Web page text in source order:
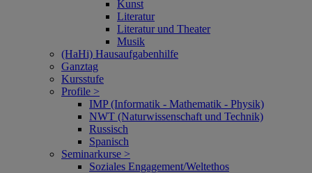
Kunst
Literatur
Literatur und Theater
Musik
(HaHi) Hausaufgabenhilfe
Ganztag
Kursstufe
Profile >
IMP (Informatik - Mathematik - Physik)
NWT (Naturwissenschaft und Technik)
Russisch
Spanisch
Seminarkurse >
Soziales Engagement/Weltethos